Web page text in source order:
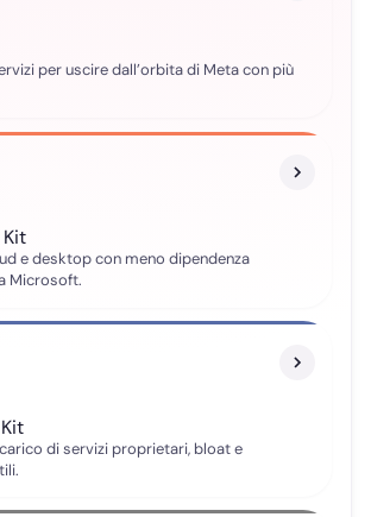
per uscire dall’orbita di Meta con più
e desktop con meno dipendenza
Microsoft.
di servizi proprietari, bloat e